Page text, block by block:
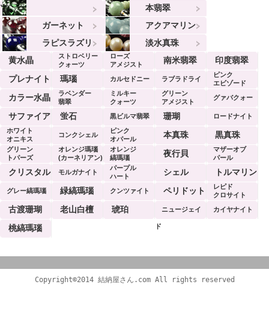
ツ
本翡翠
ガーネット
アクアマリン
ラピスラズリ
淡水真珠
黄水晶
ストロベリー
クォーツ
ローズ
アメジスト
南米翡翠
印度翡翠
プレナイト
瑪瑙 カルセドニー ラブラドライ
ピンク
エビゾード
カラー水晶
ラベンダー
翡翠
ミルキー
クォーツ
グリーン
アメジスト
グァバクォー
サファイア 蛍石 黒ビルマ翡翠 珊瑚
ロードナイト
ホワイト
オニキス
コンクシェル
ピンク
オパール
本真珠 黒真珠
グリーン
トパーズ
オレンジ瑪瑙
(カーネリアン)
オレンジ
縞瑪瑙
夜行貝
マザーオブ
パール
クリスタル モルガナイト
パープル
ハート
シェル トルマリン
グレー縞瑪瑙 緑縞瑪瑙 クンツァイト ペリドット
レピド
クロサイト
古渡珊瑚 老山白檀 琥珀 ニュージェイ
ド
カイヤナイト
桃縞瑪瑙
Copyright©2014 結納屋さん.com All rights reserved